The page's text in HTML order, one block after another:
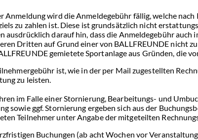
Anmeldung wird die Anmeldegebühr fällig, welche
zu zahlen ist. Diese ist grundsätzlich nicht
ausdrücklich darauf hin, dass die Anmeldegebühr
Dritten auf Grund einer von BALLFREUNDE nicht
gemietete Sportanlage aus Gründen, die
ist, wie in der per Mail zugestellten
zu leisten.
im Falle einer Stornierung, Bearbeitungs- und
sowie ggf. Stornierung ergeben sich aus der
Teilnehmer unter Angabe der mitgeteilten
Buchungen (ab acht Wochen vor